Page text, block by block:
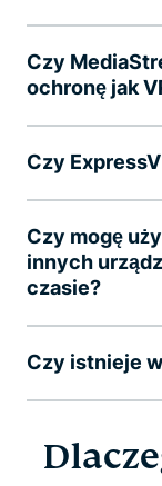
Czy
ochronę jak
Czy
Czy mogę
innych
czasie?
Czy istnieje